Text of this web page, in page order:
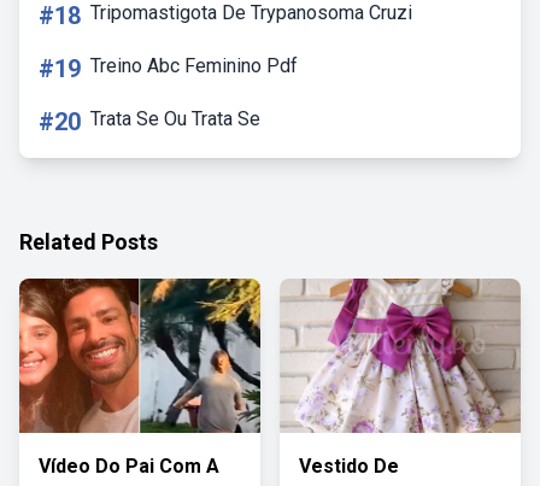
#18 Tripomastigota De Trypanosoma Cruzi
#19 Treino Abc Feminino Pdf
#20 Trata Se Ou Trata Se
Related Posts
Vídeo Do Pai Com A
Vestido De